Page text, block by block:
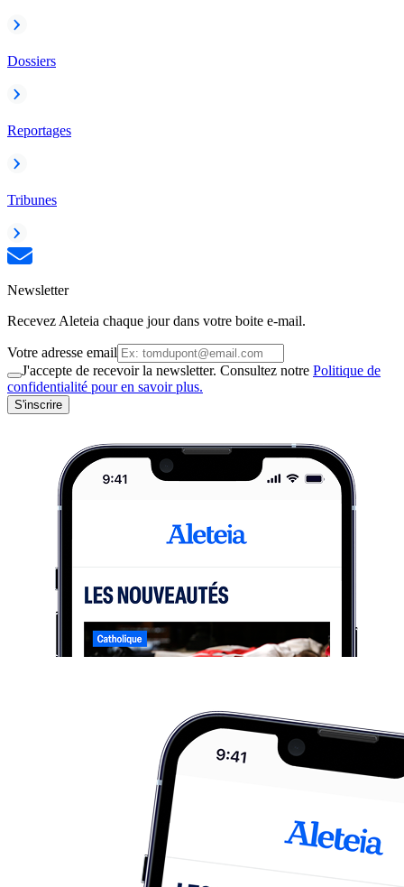
Dossiers
Reportages
Tribunes
Newsletter
Recevez Aleteia chaque jour dans votre boite e-mail.
Votre adresse email
J'accepte de recevoir la newsletter. Consultez notre Politique de
confidentialité pour en savoir plus.
S'inscrire